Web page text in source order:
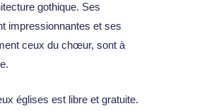
gothique. Ses
impressionnantes et ses
ceux du chœur, sont à
églises est libre et gratuite.